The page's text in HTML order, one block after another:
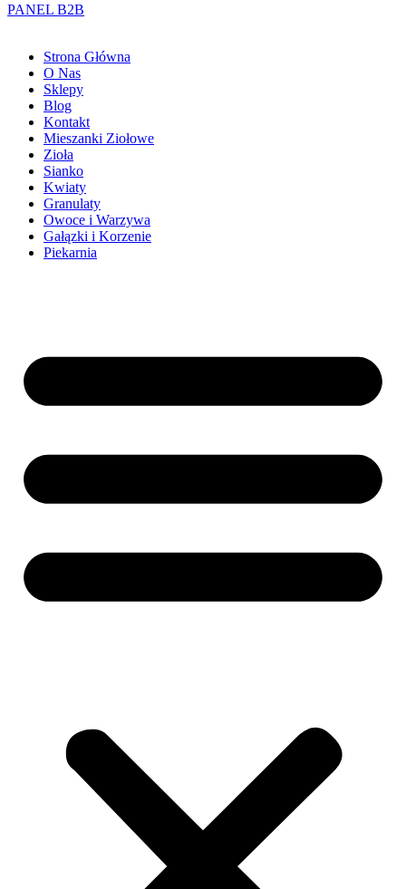
PANEL B2B
Strona Główna
O Nas
Sklepy
Blog
Kontakt
Mieszanki Ziołowe
Zioła
Sianko
Kwiaty
Granulaty
Owoce i Warzywa
Gałązki i Korzenie
Piekarnia